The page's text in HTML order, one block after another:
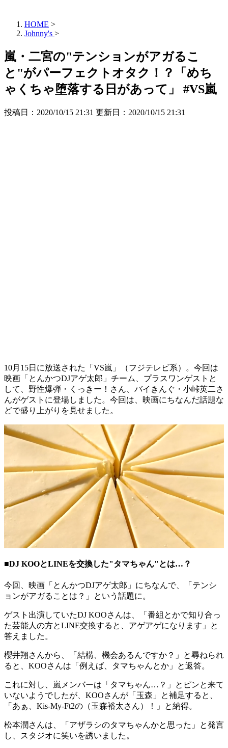
HOME >
Johnny's >
嵐・二宮の"テンションがアガるこ
と"がパーフェクトオタク！？「めち
ゃくちゃ堕落する日があって」 #VS嵐
投稿日：2020/10/15 21:31 更新日： 2020/10/15 21:31
10月15日に放送された「VS嵐」（フジテレビ系）。今回は
映画「とんかつDJアゲ太郎」チーム、プラスワンゲストと
して、野性爆弾・くっきー！さん、バイきんぐ・小峠英二さ
んがゲストに登場しました。今回は、映画にちなんだ話題な
どで盛り上がりを見せました。
■DJ KOOとLINEを交換した"タマちゃん"とは…？
今回、映画「とんかつDJアゲ太郎」にちなんで、「テンシ
ョンがアガることは？」という話題に。
ゲスト出演していたDJ KOOさんは、「番組とかで知り合っ
た芸能人の方とLINE交換すると、アゲアゲになります」と
答えました。
櫻井翔さんから、「結構、機会あるんですか？」と尋ねられ
ると、KOOさんは「例えば、タマちゃんとか」と返答。
これに対し、嵐メンバーは「タマちゃん…？」とピンと来て
いないようでしたが、KOOさんが「玉森」と補足すると、
「あぁ、Kis-My-Ft2の（玉森裕太さん）！」と納得。
松本潤さんは、「アザラシのタマちゃんかと思った」と発言
し、スタジオに笑いを誘いました。